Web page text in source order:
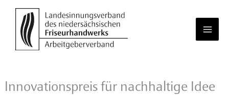
Zum
springen
Innovationspreis für nachhaltige Idee